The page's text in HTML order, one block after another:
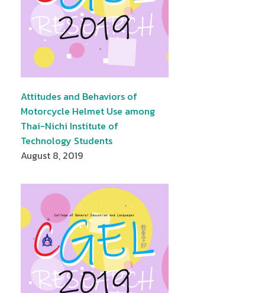
Attitudes and Behaviors of
Motorcycle Helmet Use among
Thai-Nichi Institute of
Technology Students
August 8, 2019